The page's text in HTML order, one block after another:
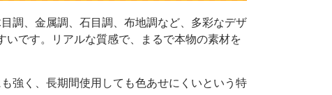
調、金属調、石目調、布地調など、多彩なデザ
です。リアルな質感で、まるで本物の素材を
強く、長期間使用しても色あせにくいという特